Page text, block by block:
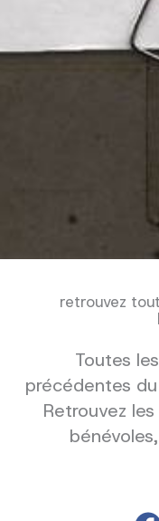
retrouvez
Toutes
précédentes
Retrouvez